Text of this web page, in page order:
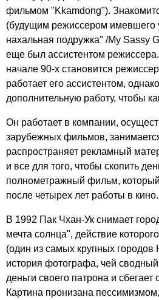
фильмом "Kkamdong").
(будущим режиссером
нахальная подружка" /My Sassy
еще был ассистентом
начале 90-х становится
работает его ассистентом,
дополнительную работу, чтобы
Он работает в компании,
зарубежных фильмов,
распространяет рекламный
и все для того, чтобы скопить
полнометражный фильм, который
после четырех лет работы в кино.
В 1992 Пак Чхан-Ук снимает
мечта солнца", действие
(один из самых крупных
история фотографа, чей сводный
деньги своего патрона и сбегает
Картина пронизана